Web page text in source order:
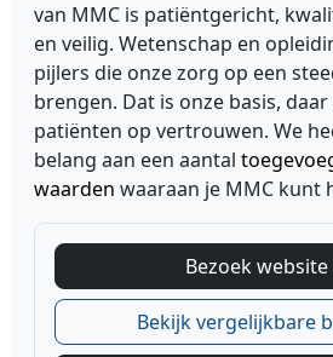
van MMC is patiëntgericht,
en veilig. Wetenschap en
pijlers die onze zorg op een
brengen. Dat is onze basis,
patiënten op vertrouwen. We
belang aan een aantal
waarden waaraan je MMC kunt
Bezoek website
Bekijk vergelijkbare